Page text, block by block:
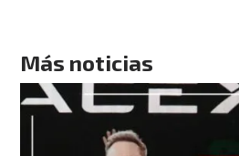
Más noticias